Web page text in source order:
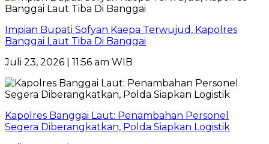
Impian Bupati Sofyan Kaepa Terwujud, Kapolres
Banggai Laut Tiba Di Banggai
Juli 23, 2026 | 11:56 am WIB
Kapolres Banggai Laut: Penambahan Personel
Segera Diberangkatkan, Polda Siapkan Logistik